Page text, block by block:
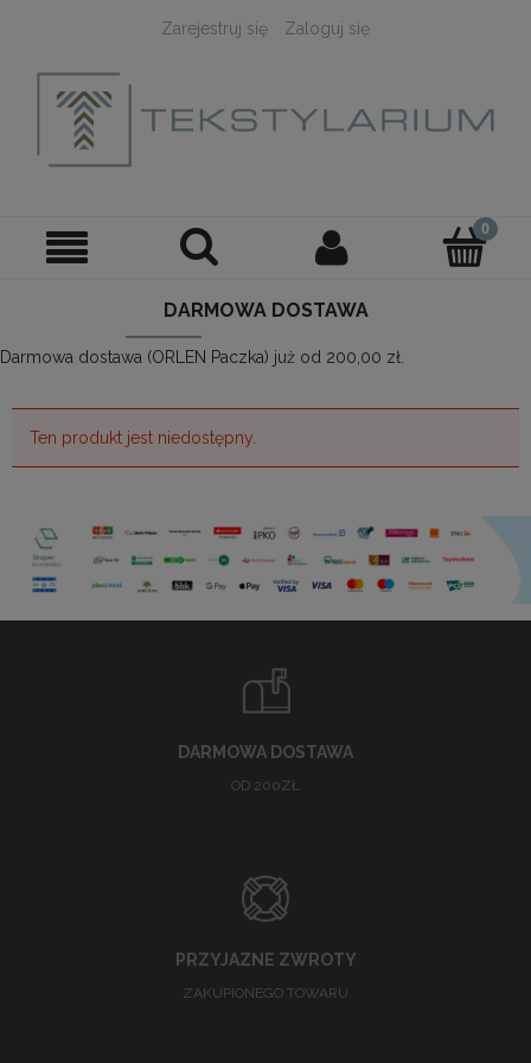
Zarejestruj się Zaloguj się
DARMOWA DOSTAWA
Darmowa dostawa (ORLEN Paczka) już od 200,00 zł.
Ten produkt jest niedostępny.
DARMOWA DOSTAWA
OD 200ZŁ
PRZYJAZNE ZWROTY
ZAKUPIONEGO TOWARU